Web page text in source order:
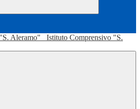
Istituto Comprensivo "S.